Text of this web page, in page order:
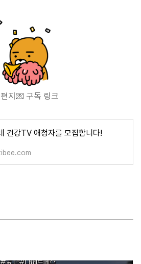
지💌 구독 링크
건강TV 애청자를 모집합니다!